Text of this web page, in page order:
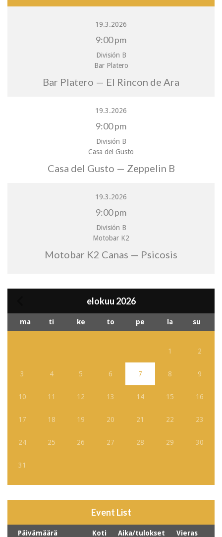
19.3.2026
9:00 pm
División B
Bar Platero
Bar Platero — El Rincon de Ara
19.3.2026
9:00 pm
División B
Casa del Gusto
Casa del Gusto — Zeppelin B
19.3.2026
9:00 pm
División B
Motobar K2
Motobar K2 Canas — Psicosis
elokuu 2026
ma ti ke to pe la su
1 2
3 4 5 6 7 8 9
10 11 12 13 14 15 16
17 18 19 20 21 22 23
24 25 26 27 28 29 30
31
Event List
Päivämäärä Koti Aika/tulokset Vieras